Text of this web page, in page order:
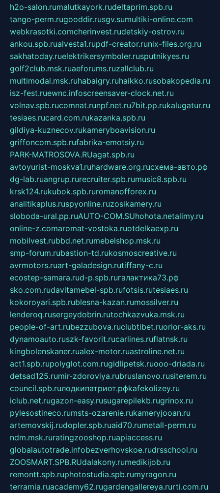
h2o-salon.rumalutkayork.rudeltaprim.spb.ru
tango-perm.rugooddir.rusgv.sumultiki-online.com
webkrasotki.comcherinvest.rudetskiy-ostrov.ru
ankou.spb.rualvesta1.rupdf-creator.runix-files.org.ru
sakhatoday.ruelektrikersymboler.rusputnikyes.ru
golf2club.msk.ruaeforums.ruzallclub.ru
multimodal.msk.ruhabaigry.ruhaikko.rusobakopedia.ru
isz-fest.ruewnc.infoscreensaver-clock.net.ru
volnav.spb.rucomnat.runpf.net.ru7bit.pp.rukalugatur.ru
tesiaes.rucard.com.rukazanka.spb.ru
gildiya-kuznecov.rukameryboavision.ru
griffoncom.spb.rufabrika-emotsiy.ru
PARK-MATROSOVA.RUagat.spb.ru
avtoyurist-moskva1.ruhardware.org.ruсхема-авто.рф
dg-lab.ruangrup.rurecruiter.spb.rumusic8.spb.ru
krsk124.rukubok.spb.ruromanofforex.ru
analitikaplus.ruspyonline.ruzosikamery.ru
sloboda-ural.pp.ruAUTO-COM.SUhohota.netalimy.ru
online-z.comaromat-vostoka.ruotdelkaexp.ru
mobilvest.rubbd.net.rumebelshop.msk.ru
smp-forum.rubastion-td.rukosmoscreative.ru
avrmotors.ruart-galadesign.rutiffany-c.ru
ecostep-samara.rud-p.spb.ruгалактика73.рф
sko.com.rudavitamebel-spb.rufotsis.rutesiaes.ru
kokoroyari.spb.rublesna-kazan.rumossilver.ru
lenderoq.rusergeydobrin.rutochkazvuka.msk.ru
people-of-art.rubezzubova.ruclubtibet.ruorior-aks.ru
dynamoauto.ruszk-favorit.rucarlines.ruflatnsk.ru
kingbolenskaner.rualex-motor.ruastroline.net.ru
act1.spb.rupolyglot.com.rugidlipetsk.ruooo-driada.ru
detsad125.rumir-zdoroviya.rubruslanovo.rusiterem.ru
council.spb.ruлодкипатриот.рфkafekolizey.ru
iclub.net.rugazon-easy.rusugarepilekb.rugrinox.ru
pylesostineco.rumsts-ozarenie.rukameryjooan.ru
artemovskij.rudopler.spb.ruaid70.rumetall-perm.ru
ndm.msk.ruratingzooshop.ruapiaccess.ru
globalautotrade.infobezverhovskoe.rudrsschool.ru
ZOOSMART.SPB.RUdalakony.rumedikijob.ru
remontt.spb.ruphotostudia.spb.rumyragon.ru
terramia.ruacademy62.rugardengallereya.rurti.com.ru